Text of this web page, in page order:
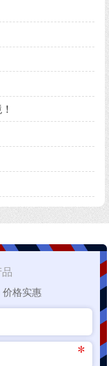
价格实惠